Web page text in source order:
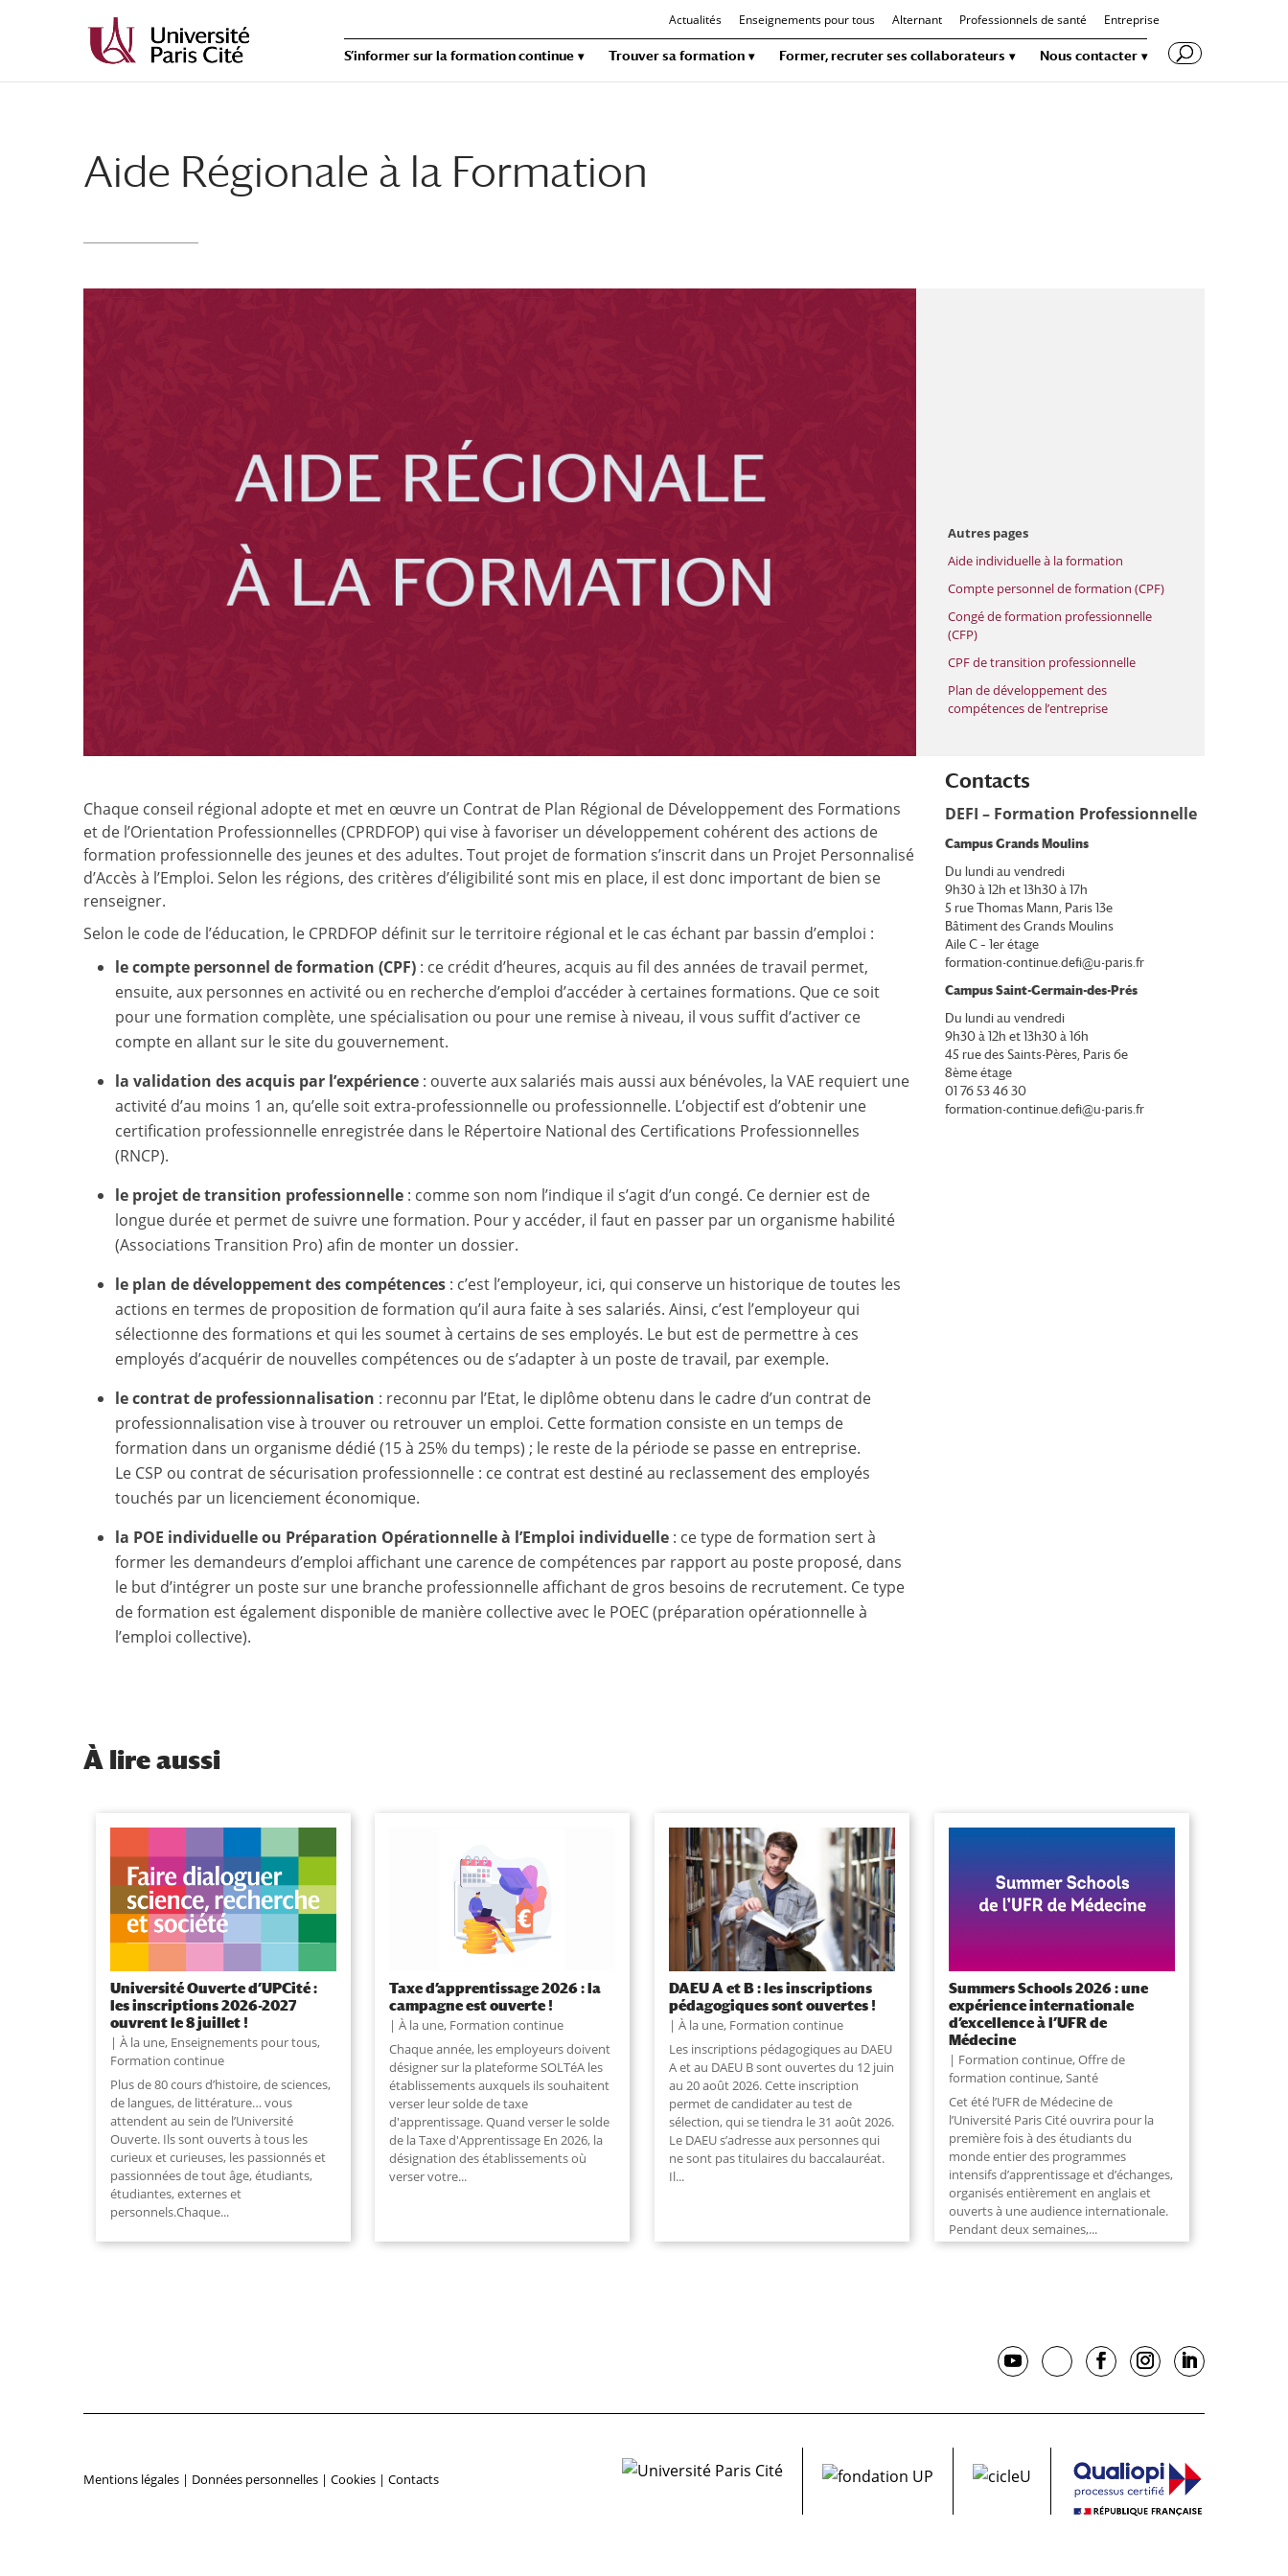
Actualités Enseignements pour tous Alternant Professionnels de santé Entreprise
S’informer sur la formation continue Trouver sa formation Former, recruter ses collaborateurs Nous contacter
Aide Régionale à la Formation
Autres pages
Aide individuelle à la formation
Compte personnel de formation (CPF)
Congé de formation professionnelle
(CFP)
CPF de transition professionnelle
Plan de développement des
compétences de l’entreprise
Chaque conseil régional adopte et met en œuvre un Contrat de Plan Régional de Développement des Formations
et de l’Orientation Professionnelles (CPRDFOP) qui vise à favoriser un développement cohérent des actions de
formation professionnelle des jeunes et des adultes. Tout projet de formation s’inscrit dans un Projet Personnalisé
d’Accès à l’Emploi. Selon les régions, des critères d’éligibilité sont mis en place, il est donc important de bien se
renseigner.
Selon le code de l’éducation, le CPRDFOP définit sur le territoire régional et le cas échant par bassin d’emploi :
le compte personnel de formation (CPF) : ce crédit d’heures, acquis au fil des années de travail permet,
ensuite, aux personnes en activité ou en recherche d’emploi d’accéder à certaines formations. Que ce soit
pour une formation complète, une spécialisation ou pour une remise à niveau, il vous suffit d’activer ce
compte en allant sur le site du gouvernement.
la validation des acquis par l’expérience : ouverte aux salariés mais aussi aux bénévoles, la VAE requiert une
activité d’au moins 1 an, qu’elle soit extra-professionnelle ou professionnelle. L’objectif est d’obtenir une
certification professionnelle enregistrée dans le Répertoire National des Certifications Professionnelles
(RNCP).
le projet de transition professionnelle : comme son nom l’indique il s’agit d’un congé. Ce dernier est de
longue durée et permet de suivre une formation. Pour y accéder, il faut en passer par un organisme habilité
(Associations Transition Pro) afin de monter un dossier.
le plan de développement des compétences : c’est l’employeur, ici, qui conserve un historique de toutes les
actions en termes de proposition de formation qu’il aura faite à ses salariés. Ainsi, c’est l’employeur qui
sélectionne des formations et qui les soumet à certains de ses employés. Le but est de permettre à ces
employés d’acquérir de nouvelles compétences ou de s’adapter à un poste de travail, par exemple.
le contrat de professionnalisation : reconnu par l’Etat, le diplôme obtenu dans le cadre d’un contrat de
professionnalisation vise à trouver ou retrouver un emploi. Cette formation consiste en un temps de
formation dans un organisme dédié (15 à 25% du temps) ; le reste de la période se passe en entreprise.
Le CSP ou contrat de sécurisation professionnelle : ce contrat est destiné au reclassement des employés
touchés par un licenciement économique.
la POE individuelle ou Préparation Opérationnelle à l’Emploi individuelle : ce type de formation sert à
former les demandeurs d’emploi affichant une carence de compétences par rapport au poste proposé, dans
le but d’intégrer un poste sur une branche professionnelle affichant de gros besoins de recrutement. Ce type
de formation est également disponible de manière collective avec le POEC (préparation opérationnelle à
l’emploi collective).
Contacts
DEFI – Formation Professionnelle
Campus Grands Moulins
Du lundi au vendredi
9h30 à 12h et 13h30 à 17h
5 rue Thomas Mann, Paris 13e
Bâtiment des Grands Moulins
Aile C – 1er étage
formation-continue.defi@u-paris.fr
Campus Saint-Germain-des-Prés
Du lundi au vendredi
9h30 à 12h et 13h30 à 16h
45 rue des Saints-Pères, Paris 6e
8ème étage
01 76 53 46 30
formation-continue.defi@u-paris.fr
À lire aussi
Université Ouverte d’UPCité :
les inscriptions 2026-2027
ouvrent le 8 juillet !
À la une, Enseignements pour tous,
Formation continue
Plus de 80 cours d’histoire, de sciences,
de langues, de littérature… vous
attendent au sein de l’Université
Ouverte. Ils sont ouverts à tous les
curieux et curieuses, les passionnés et
passionnées de tout âge, étudiants,
étudiantes, externes et
personnels.Chaque...
Taxe d’apprentissage 2026 : la
campagne est ouverte !
À la une, Formation continue
Chaque année, les employeurs doivent
désigner sur la plateforme SOLTéA les
établissements auxquels ils souhaitent
verser leur solde de taxe
d'apprentissage. Quand verser le solde
de la Taxe d'Apprentissage En 2026, la
désignation des établissements où
verser votre...
DAEU A et B : les inscriptions
pédagogiques sont ouvertes !
À la une, Formation continue
Les inscriptions pédagogiques au DAEU
A et au DAEU B sont ouvertes du 12 juin
au 20 août 2026. Cette inscription
permet de candidater au test de
sélection, qui se tiendra le 31 août 2026.
Le DAEU s’adresse aux personnes qui
ne sont pas titulaires du baccalauréat.
Il...
Summers Schools 2026 : une
expérience internationale
d’excellence à l’UFR de
Médecine
Formation continue,Offre de
formation continue,Santé
Cet été l’UFR de Médecine de
l’Université Paris Cité ouvrira pour la
première fois à des étudiants du
monde entier des programmes
intensifs d’apprentissage et d’échanges,
organisés entièrement en anglais et
ouverts à une audience internationale.
Pendant deux semaines,...
Mentions légales | Données personnelles | Cookies | Contacts